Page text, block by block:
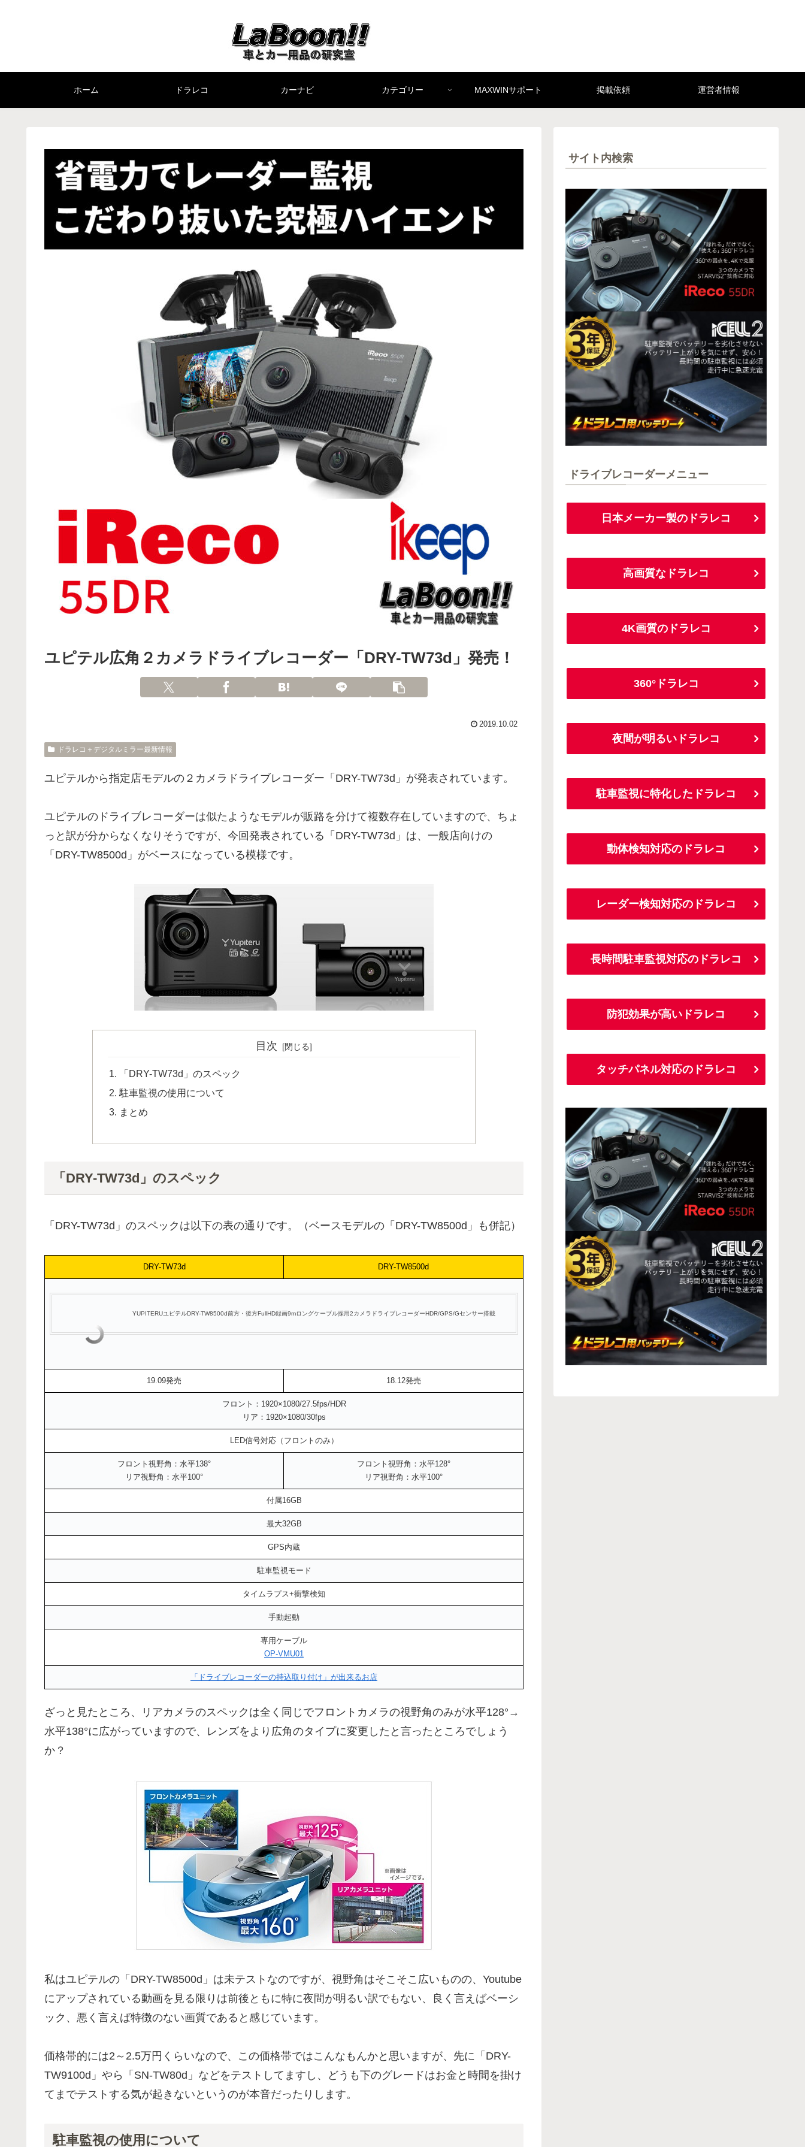
ホーム ドラレコ カーナビ カテゴリー MAXWINサポート 掲載依頼 運営者情報
ユピテル広角２カメラドライブレコーダー「DRY-TW73d」発売！
2019.10.02
ドラレコ＋デジタルミラー最新情報
ユピテルから指定店モデルの２カメラドライブレコーダー「DRY-TW73d」が発表されています。
ユピテルのドライブレコーダーは似たようなモデルが販路を分けて複数存在していますので、ちょ
っと訳が分からなくなりそうですが、今回発表されている「DRY-TW73d」は、一般店向けの
「DRY-TW8500d」がベースになっている模様です。
目次
「DRY-TW73d」のスペック
駐車監視の使用について
まとめ
「DRY-TW73d」のスペック
「DRY-TW73d」のスペックは以下の表の通りです。（ベースモデルの「DRY-TW8500d」も併記）
DRY-TW73d DRY-TW8500d
YUPITERUユピテルDRY-TW8500d前方・後方FullHD録画9mロングケーブル採用2カメラドライブレコーダーHDR/GPS/Gセンサー搭載
19.09発売 18.12発売
フロント：1920×1080/27.5fps/HDR
リア：1920×1080/30fps
LED信号対応（フロントのみ）
フロント視野角：水平138°
リア視野角：水平100°
フロント視野角：水平128°
リア視野角：水平100°
付属16GB
最大32GB
GPS内蔵
駐車監視モード
タイムラプス+衝撃検知
手動起動
専用ケーブル
OP-VMU01
「ドライブレコーダーの持込取り付け」が出来るお店
ざっと見たところ、リアカメラのスペックは全く同じでフロントカメラの視野角のみが水平128°→
水平138°に広がっていますので、レンズをより広角のタイプに変更したと言ったところでしょう
か？
私はユピテルの「DRY-TW8500d」は未テストなのですが、視野角はそこそこ広いものの、Youtube
にアップされている動画を見る限りは前後ともに特に夜間が明るい訳でもない、良く言えばベーシ
ック、悪く言えば特徴のない画質であると感じています。
価格帯的には2～2.5万円くらいなので、この価格帯ではこんなもんかと思いますが、先に「DRY-
TW9100d」やら「SN-TW80d」などをテストしてますし、どうも下のグレードはお金と時間を掛け
てまでテストする気が起きないというのが本音だったりします。
駐車監視の使用について
サイト内検索
ドライブレコーダーメニュー
日本メーカー製のドラレコ
高画質なドラレコ
4K画質のドラレコ
360°ドラレコ
夜間が明るいドラレコ
駐車監視に特化したドラレコ
動体検知対応のドラレコ
レーダー検知対応のドラレコ
長時間駐車監視対応のドラレコ
防犯効果が高いドラレコ
タッチパネル対応のドラレコ